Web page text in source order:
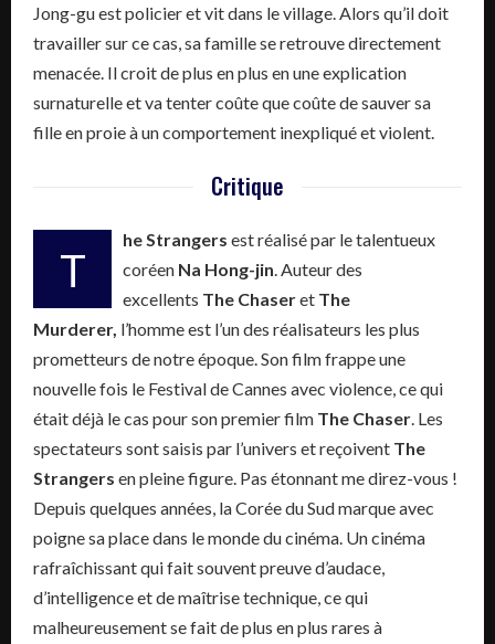
Jong-gu est policier et vit dans le village. Alors qu’il doit
travailler sur ce cas, sa famille se retrouve directement
menacée. Il croit de plus en plus en une explication
surnaturelle et va tenter coûte que coûte de sauver sa
fille en proie à un comportement inexpliqué et violent.
Critique
T
he Strangers est réalisé par le talentueux
coréen Na Hong-jin. Auteur des
excellents The Chaseret The
Murderer, l’homme est l’un des réalisateurs les plus
prometteurs de notre époque. Son film frappe une
nouvelle fois le Festival de Cannes avec violence, ce qui
était déjà le cas pour son premier film The Chaser. Les
spectateurs sont saisis par l’univers et reçoivent The
Strangers en pleine figure. Pas étonnant me direz-vous !
Depuis quelques années, la Corée du Sud marque avec
poigne sa place dans le monde du cinéma. Un cinéma
rafraîchissant qui fait souvent preuve d’audace,
d’intelligence et de maîtrise technique, ce qui
malheureusement se fait de plus en plus rares à